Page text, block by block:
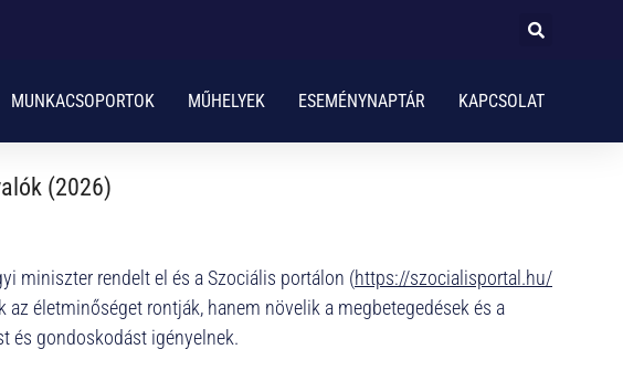
MUNKACSOPORTOK MŰHELYEK ESEMÉNYNAPTÁR KAPCSOLAT
(2026)
miniszter rendelt el és a Szociális portálon (https://szocialisportal.hu/
életminőséget rontják, hanem növelik a megbetegedések és a
és gondoskodást igényelnek.